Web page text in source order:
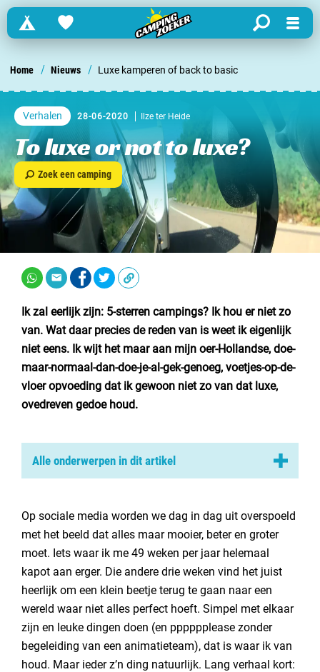
Campings Favorites search Menu
Zoek een camping in ...
Begië
Luxemburg
Frankrijk
Zwitserland
informatie over …
Nederland
Luxemburg
Zwitserland
Nieuws / blog
Over Campingzoeker
Meld mijn camping aan
Samenwerken / adverteren
Contact opnemen
Home / Nieuws / Luxe kamperen of back to basic
Verhalen 28-06-2020 Ilze ter Heide
To luxe or not to luxe?
Zoek een camping
Ik zal eerlijk zijn: 5-sterren campings? Ik hou er niet zo
van. Wat daar precies de reden van is weet ik eigenlijk
niet eens. Ik wijt het maar aan mijn oer-Hollandse, doe-
maar-normaal-dan-doe-je-al-gek-genoeg, voetjes-op-de-
vloer opvoeding dat ik gewoon niet zo van dat luxe,
ovedreven gedoe houd.
Alle onderwerpen in dit artikel
Hallo 5-sterren camping
Angstaanjagende flashbacks
Maar we gaan!
Op sociale media worden we dag in dag uit overspoeld
met het beeld dat alles maar mooier, beter en groter
moet. Iets waar ik me 49 weken per jaar helemaal
kapot aan erger. Die andere drie weken vind het juist
heerlijk om een klein beetje terug te gaan naar een
wereld waar niet alles perfect hoeft. Simpel met elkaar
zijn en leuke dingen doen (en pppppplease zonder
begeleiding van een animatieteam), dat is waar ik van
houd. Maar ieder z’n ding natuurlijk. Lang verhaal kort: